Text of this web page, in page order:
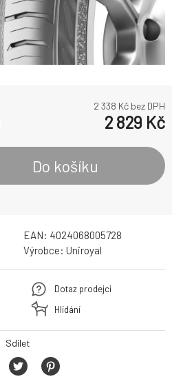
2 338 Kč bez DPH
2 829 Kč
Do košíku
EAN: 4024068005728
Výrobce: Uniroyal
Dotaz prodejci
Hlídání
Sdílet